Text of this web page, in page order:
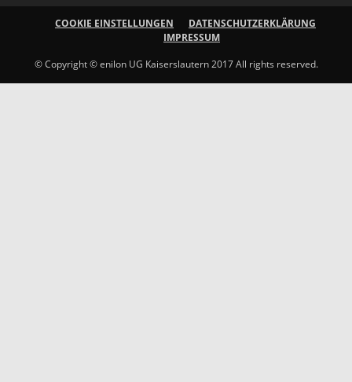
COOKIE EINSTELLUNGEN
DATENSCHUTZERKLÄRUNG
IMPRESSUM
© Copyright © enilon UG Kaiserslautern 2017 All rights reserved.